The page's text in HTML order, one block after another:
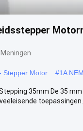
Stepper Motor #1A
35mm De 35